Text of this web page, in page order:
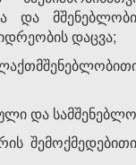
და
დაცვა;
და